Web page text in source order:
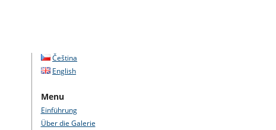
Čeština
English
Menu
Einführung
Über die Galerie